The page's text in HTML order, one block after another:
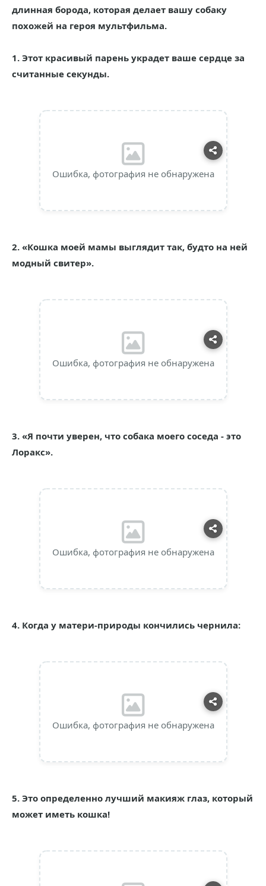
длинная борода, которая делает вашу собаку
похожей на героя мультфильма.
1. Этот красивый парень украдет ваше сердце за
считанные секунды.
Ошибка, фотография не обнаружена
2. «Кошка моей мамы выглядит так, будто на ней
модный свитер».
Ошибка, фотография не обнаружена
3. «Я почти уверен, что собака моего соседа - это
Лоракс».
Ошибка, фотография не обнаружена
4. Когда у матери-природы кончились чернила:
Ошибка, фотография не обнаружена
5. Это определенно лучший макияж глаз, который
может иметь кошка!